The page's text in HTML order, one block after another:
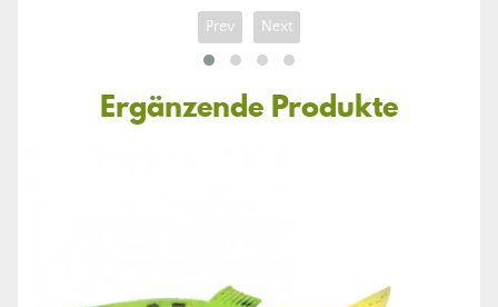
Prev Next
Ergänzende Produkte